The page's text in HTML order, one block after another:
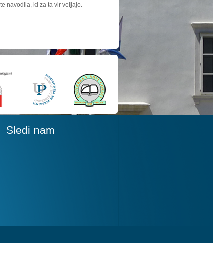
navodila, ki za ta vir veljajo.
Sledi nam